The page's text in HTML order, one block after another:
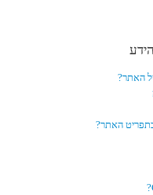
בתפריט האתר?